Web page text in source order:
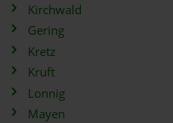
Kirchwald
Gering
Kretz
Kruft
Lonnig
Mayen